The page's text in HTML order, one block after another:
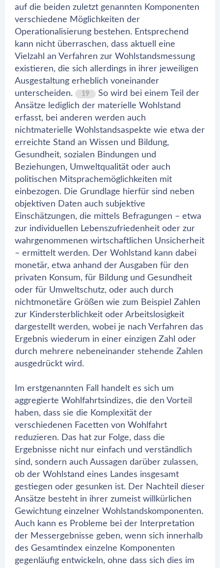
auf die beiden zuletzt genannten Komponenten
verschiedene Möglichkeiten der
Operationalisierung bestehen. Entsprechend
kann nicht überraschen, dass aktuell eine
Vielzahl an Verfahren zur Wohlstandsmessung
existieren, die sich allerdings in ihrer jeweiligen
Ausgestaltung erheblich voneinander
unterscheiden.
19
So wird bei einem Teil der
Ansätze lediglich der materielle Wohlstand
erfasst, bei anderen werden auch
nichtmaterielle Wohlstandsaspekte wie etwa der
erreichte Stand an Wissen und Bildung,
Gesundheit, sozialen Bindungen und
Beziehungen, Umweltqualität oder auch
politischen Mitsprachemöglichkeiten mit
einbezogen. Die Grundlage hierfür sind neben
objektiven Daten auch subjektive
Einschätzungen, die mittels Befragungen – etwa
zur individuellen Lebenszufriedenheit oder zur
wahrgenommenen wirtschaftlichen Unsicherheit
– ermittelt werden. Der Wohlstand kann dabei
monetär, etwa anhand der Ausgaben für den
privaten Konsum, für Bildung und Gesundheit
oder für Umweltschutz, oder auch durch
nichtmonetäre Größen wie zum Beispiel Zahlen
zur Kindersterblichkeit oder Arbeitslosigkeit
dargestellt werden, wobei je nach Verfahren das
Ergebnis wiederum in einer einzigen Zahl oder
durch mehrere nebeneinander stehende Zahlen
ausgedrückt wird.
Im erstgenannten Fall handelt es sich um
aggregierte Wohlfahrtsindizes, die den Vorteil
haben, dass sie die Komplexität der
verschiedenen Facetten von Wohlfahrt
reduzieren. Das hat zur Folge, dass die
Ergebnisse nicht nur einfach und verständlich
sind, sondern auch Aussagen darüber zulassen,
ob der Wohlstand eines Landes insgesamt
gestiegen oder gesunken ist. Der Nachteil dieser
Ansätze besteht in ihrer zumeist willkürlichen
Gewichtung einzelner Wohlstandskomponenten.
Auch kann es Probleme bei der Interpretation
der Messergebnisse geben, wenn sich innerhalb
des Gesamtindex einzelne Komponenten
gegenläufig entwickeln, ohne dass sich dies im